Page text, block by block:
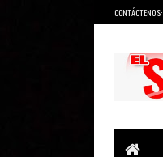
CONTÁCTENOS: